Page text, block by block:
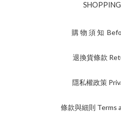
購 物 須 知
退換貨條款
隱私權政策
條款與細則 Terms